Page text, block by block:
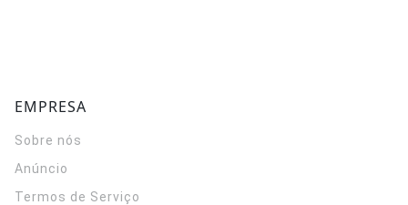
EMPRESA
Sobre nós
Anúncio
Termos de Serviço